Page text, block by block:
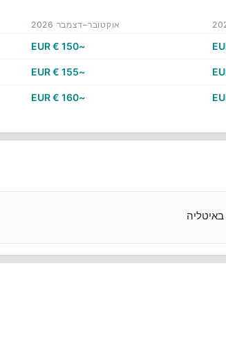
אוקטובר–דצמבר 2026
~150 € EUR
~155 € EUR
~160 € EUR